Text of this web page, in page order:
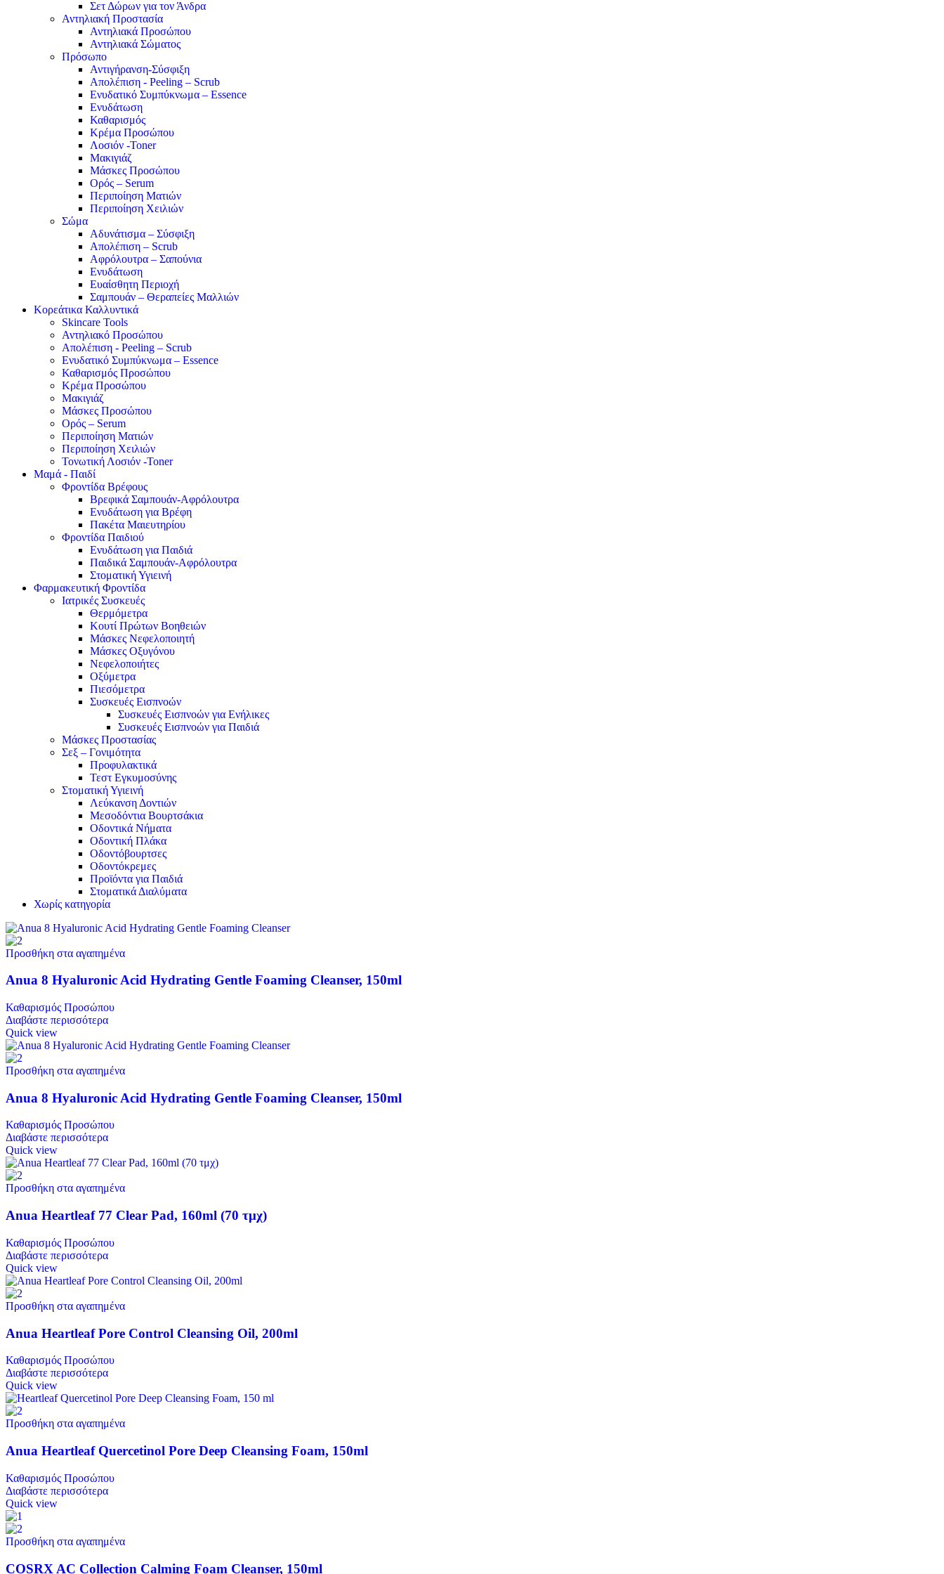
Σετ Δώρων για τον Άνδρα
Αντηλιακή Προστασία
Αντηλιακά Προσώπου
Αντηλιακά Σώματος
Πρόσωπο
Αντιγήρανση-Σύσφιξη
Απολέπιση - Peeling – Scrub
Ενυδατικό Συμπύκνωμα – Essence
Ενυδάτωση
Καθαρισμός
Κρέμα Προσώπου
Λοσιόν -Toner
Μακιγιάζ
Μάσκες Προσώπου
Ορός – Serum
Περιποίηση Ματιών
Περιποίηση Χειλιών
Σώμα
Αδυνάτισμα – Σύσφιξη
Απολέπιση – Scrub
Αφρόλουτρα – Σαπούνια
Ενυδάτωση
Ευαίσθητη Περιοχή
Σαμπουάν – Θεραπείες Μαλλιών
Κορεάτικα Καλλυντικά
Skincare Tools
Αντηλιακό Προσώπου
Απολέπιση - Peeling – Scrub
Ενυδατικό Συμπύκνωμα – Essence
Καθαρισμός Προσώπου
Κρέμα Προσώπου
Μακιγιάζ
Μάσκες Προσώπου
Ορός – Serum
Περιποίηση Ματιών
Περιποίηση Χειλιών
Τονωτική Λοσιόν -Toner
Μαμά - Παιδί
Φροντίδα Βρέφους
Βρεφικά Σαμπουάν-Αφρόλουτρα
Ενυδάτωση για Βρέφη
Πακέτα Μαιευτηρίου
Φροντίδα Παιδιού
Ενυδάτωση για Παιδιά
Παιδικά Σαμπουάν-Αφρόλουτρα
Στοματική Υγιεινή
Φαρμακευτική Φροντίδα
Ιατρικές Συσκευές
Θερμόμετρα
Κουτί Πρώτων Βοηθειών
Μάσκες Νεφελοποιητή
Μάσκες Οξυγόνου
Νεφελοποιήτες
Οξύμετρα
Πιεσόμετρα
Συσκευές Εισπνοών
Συσκευές Εισπνοών για Ενήλικες
Συσκευές Εισπνοών για Παιδιά
Μάσκες Προστασίας
Σεξ – Γονιμότητα
Προφυλακτικά
Τεστ Εγκυμοσύνης
Στοματική Υγιεινή
Λεύκανση Δοντιών
Μεσοδόντια Βουρτσάκια
Οδοντικά Νήματα
Οδοντική Πλάκα
Οδοντόβουρτσες
Οδοντόκρεμες
Προϊόντα για Παιδιά
Στοματικά Διαλύματα
Χωρίς κατηγορία
Προσθήκη στα αγαπημένα
Anua 8 Hyaluronic Acid Hydrating Gentle Foaming Cleanser, 150ml
Καθαρισμός Προσώπου
Διαβάστε περισσότερα
Quick view
Προσθήκη στα αγαπημένα
Anua 8 Hyaluronic Acid Hydrating Gentle Foaming Cleanser, 150ml
Καθαρισμός Προσώπου
Διαβάστε περισσότερα
Quick view
Προσθήκη στα αγαπημένα
Anua Heartleaf 77 Clear Pad, 160ml (70 τμχ)
Καθαρισμός Προσώπου
Διαβάστε περισσότερα
Quick view
Προσθήκη στα αγαπημένα
Anua Heartleaf Pore Control Cleansing Oil, 200ml
Καθαρισμός Προσώπου
Διαβάστε περισσότερα
Quick view
Προσθήκη στα αγαπημένα
Anua Heartleaf Quercetinol Pore Deep Cleansing Foam, 150ml
Καθαρισμός Προσώπου
Διαβάστε περισσότερα
Quick view
Προσθήκη στα αγαπημένα
COSRX AC Collection Calming Foam Cleanser, 150ml